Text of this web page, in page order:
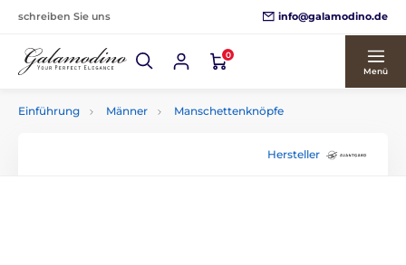
schreiben Sie uns info@galamodino.de
0
Menü
Einführung Männer Manschettenknöpfe
Hersteller